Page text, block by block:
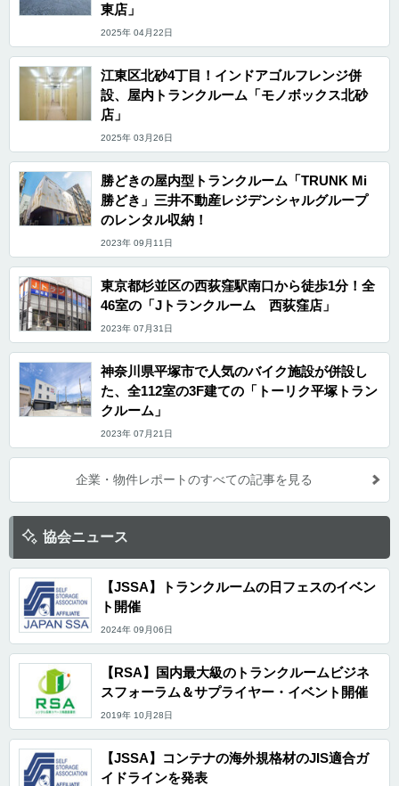
東店」
2025年 04月22日
江東区北砂4丁目！インドアゴルフレンジ併
設、屋内トランクルーム「モノボックス北砂
店」
2025年 03月26日
勝どきの屋内型トランクルーム「TRUNK Mi
勝どき」三井不動産レジデンシャルグループ
のレンタル収納！
2023年 09月11日
東京都杉並区の西荻窪駅南口から徒歩1分！全
46室の「Jトランクルーム 西荻窪店」
2023年 07月31日
神奈川県平塚市で人気のバイク施設が併設し
た、全112室の3F建ての「トーリク平塚トラン
クルーム」
2023年 07月21日
企業・物件レポートのすべての記事を見る
協会ニュース
【JSSA】トランクルームの日フェスのイベン
ト開催
2024年 09月06日
【RSA】国内最大級のトランクルームビジネ
スフォーラム＆サプライヤー・イベント開催
2019年 10月28日
【JSSA】コンテナの海外規格材のJIS適合ガ
イドラインを発表